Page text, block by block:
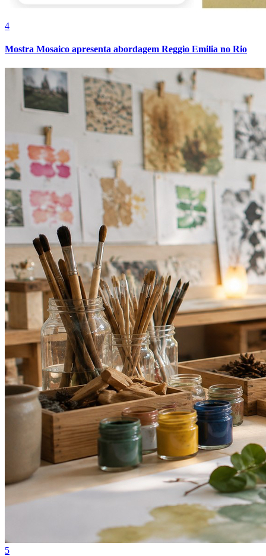
Athletico-PR
4
Mostra Mosaico apresenta abordagem Reggio Emilia no Rio
5